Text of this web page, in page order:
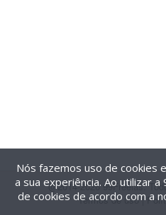
@2014-2026 99Freelas.
Termos de uso|
Nós fazemos uso de cookies
a sua experiência. Ao utilizar
de cookies de acordo com a